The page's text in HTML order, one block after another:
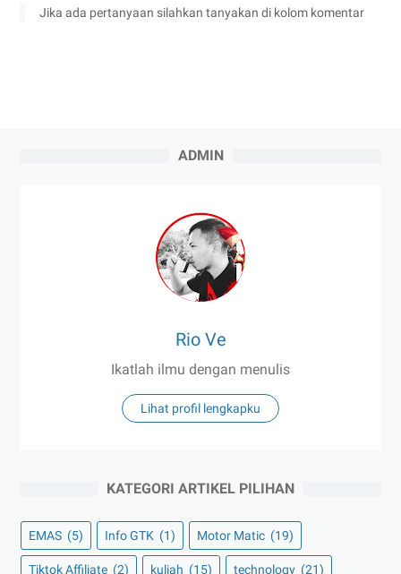
Jika ada pertanyaan silahkan tanyakan di kolom komentar
ADMIN
Rio Ve
Ikatlah ilmu dengan menulis
Lihat profil lengkapku
KATEGORI ARTIKEL PILIHAN
EMAS (5) Info GTK (1) Motor Matic (19)
Tiktok Affiliate (2) kuliah (15) technology (21)